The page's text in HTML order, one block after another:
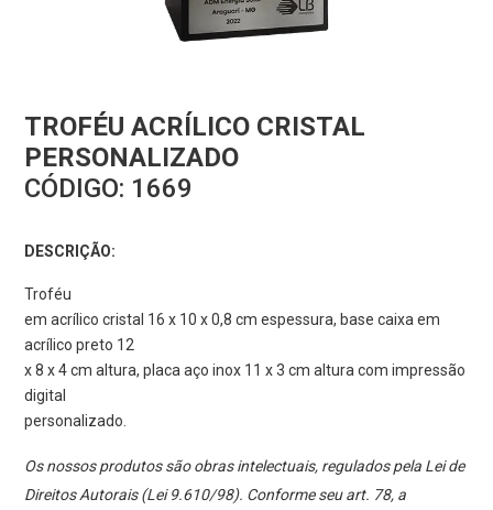
TROFÉU ACRÍLICO CRISTAL
PERSONALIZADO
CÓDIGO: 1669
DESCRIÇÃO:
Troféu
em acrílico cristal 16 x 10 x 0,8 cm espessura, base caixa em
acrílico preto 12
x 8 x 4 cm altura, placa aço inox 11 x 3 cm altura com impressão
digital
personalizado.
Os nossos produtos são obras intelectuais, regulados pela Lei de
Direitos Autorais (Lei 9.610/98). Conforme seu art. 78, a